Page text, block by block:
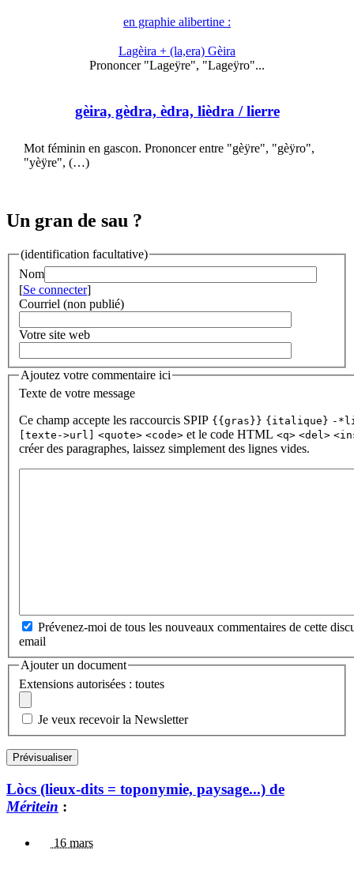
en graphie alibertine :
Lagèira + (la,era) Gèira
Prononcer "Lageÿre", "Lageÿro"...
gèira, gèdra, èdra, lièdra / lierre
Mot féminin en gascon. Prononcer entre "gèÿre", "gèÿro",
"yèÿre", (…)
Un gran de sau ?
(identification facultative)
Nom
[Se connecter]
Courriel (non publié)
Votre site web
Ajoutez votre commentaire ici
Texte de votre message
Ce champ accepte les raccourcis SPIP {{gras}} {italique} -
[texte->url]
<quote> <code> et le code HTML <q> <del>
créer des paragraphes, laissez simplement des lignes vides.
Prévenez-moi de tous les nouveaux commentaires de cette
email
Ajouter un document
Extensions autorisées : toutes
Je veux recevoir la Newsletter
Lòcs (lieux-dits = toponymie, paysage...) de
Méritein :
16 mars